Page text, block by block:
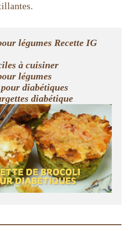
légumes Recette IG
à cuisiner
légumes
diabétiques
diabétique